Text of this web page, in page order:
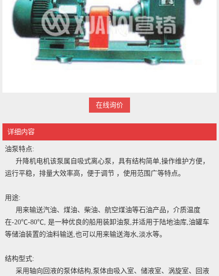
在线询价
详细内容
油泵特点:
升降机电机该泵属自吸式离心泵，具有结构简单,操作维护方便，
运行平稳，排量大效率高，便于调节 ，使用范围广等特点。
用途:
用来输送汽油、煤油、柴油、航空煤油等石油产品，介质温度
在-20℃-80℃, 是一种优良的船用装卸油泵,并适用于陆地油库,油罐车
等储油装置的油料输送,也可以用来输送海水,淡水等。
结构型式:
采用轴向回液的泵体结构,泵体由吸入室、储液室、涡旋室、回液